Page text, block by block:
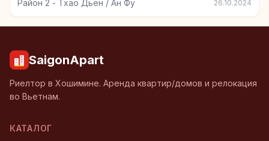
Район 2 - Тхао Дьен / Ан Фу 26.10.2024
SaigonApart
Риелтор в Хошимине. Аренда квартир/домов и релокация
во Вьетнам.
КАТАЛОГ